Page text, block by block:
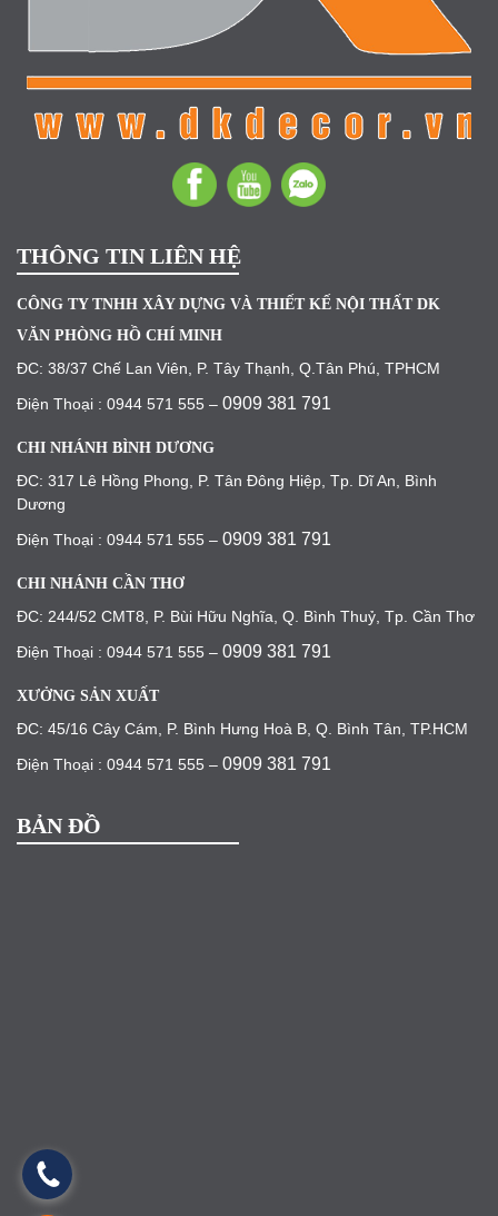
THÔNG TIN LIÊN HỆ
CÔNG TY TNHH XÂY DỰNG VÀ THIẾT KẾ NỘI THẤT DK
VĂN PHÒNG HỒ CHÍ MINH
ĐC: 38/37 Chế Lan Viên, P. Tây Thạnh, Q.Tân Phú, TPHCM
Điện Thoại : 0944 571 555 – 0909 381 791
CHI NHÁNH BÌNH DƯƠNG
ĐC: 317 Lê Hồng Phong, P. Tân Đông Hiệp, Tp. Dĩ An, Bình
Dương
Điện Thoại : 0944 571 555 – 0909 381 791
CHI NHÁNH CẦN THƠ
ĐC: 244/52 CMT8, P. Bùi Hữu Nghĩa, Q. Bình Thuỷ, Tp. Cần Thơ
Điện Thoại : 0944 571 555 – 0909 381 791
XƯỞNG SẢN XUẤT
ĐC: 45/16 Cây Cám, P. Bình Hưng Hoà B, Q. Bình Tân, TP.HCM
Điện Thoại : 0944 571 555 – 0909 381 791
BẢN ĐỒ